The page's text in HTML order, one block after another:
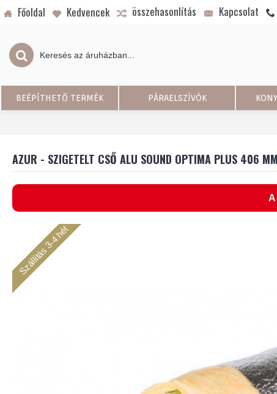
Főoldal Kedvencek összehasonlítás Kapcsolat
BEÉPÍTHETŐ TERMÉK PÁRAELSZÍVÓK
AZUR - SZIGETELT CSŐ ALU SOUND OPTIMA PLUS 406
A
Szállítás 3-4 hét